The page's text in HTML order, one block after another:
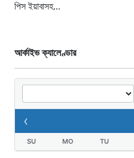
পিস ইয়াবাসহ...
আর্কাইভ ক্যালেণ্ডার
‹
SU MO TU